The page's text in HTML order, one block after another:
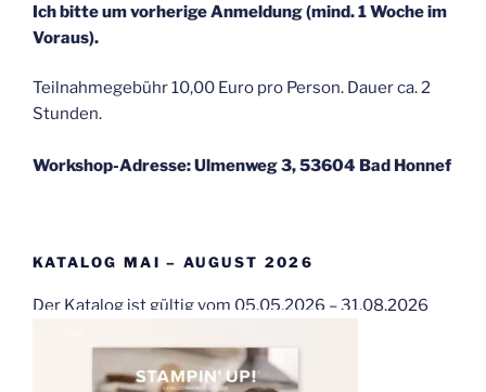
Ich bitte um vorherige Anmeldung (mind. 1 Woche im
Voraus).
Teilnahmegebühr 10,00 Euro pro Person. Dauer ca. 2
Stunden.
Workshop-Adresse: Ulmenweg 3, 53604 Bad Honnef
KATALOG MAI – AUGUST 2026
Der Katalog ist gültig vom 05.05.2026 – 31.08.2026